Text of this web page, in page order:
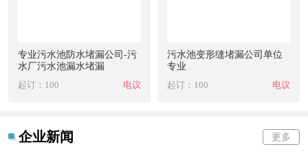
专业污水池防水堵漏公司-污
水厂污水池漏水堵漏
起订：100 电议
污水池变形缝堵漏公司单位
专业
起订：100 电议
企业新闻 更多